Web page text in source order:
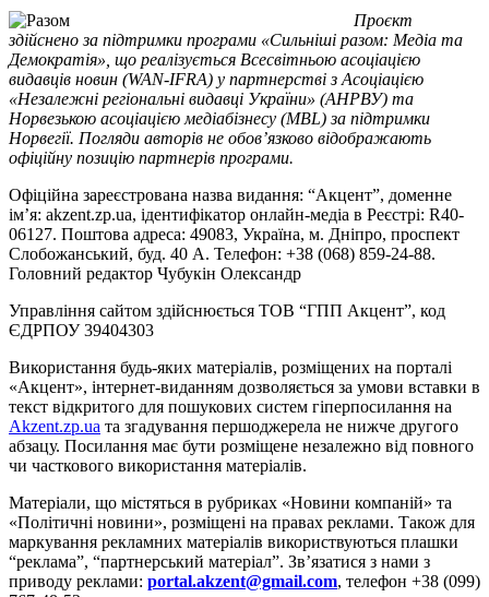
Проєкт
здійснено за підтримки програми «Сильніші разом: Медіа та
Демократія», що реалізується Всесвітньою асоціацією
видавців новин (WAN-IFRA) у партнерстві з Асоціацією
«Незалежні регіональні видавці України» (АНРВУ) та
Норвезькою асоціацією медіабізнесу (MBL) за підтримки
Норвегії. Погляди авторів не обов’язково відображають
офіційну позицію партнерів програми.
Офіційна зареєстрована назва видання: “Акцент”, доменне
ім’я: akzent.zp.ua, ідентифікатор онлайн-медіа в Реєстрі: R40-
06127. Поштова адреса: 49083, Україна, м. Дніпро, проспект
Слобожанський, буд. 40 А. Телефон: +38 (068) 859-24-88.
Головний редактор Чубукін Олександр
Управління сайтом здійснюється ТОВ “ГПП Акцент”, код
ЄДРПОУ 39404303
Використання будь-яких матеріалів, розміщених на порталі
«Акцент», інтернет-виданням дозволяється за умови вставки в
текст відкритого для пошукових систем гіперпосилання на
Akzent.zp.ua та згадування першоджерела не нижче другого
абзацу. Посилання має бути розміщене незалежно від повного
чи часткового використання матеріалів.
Матеріали, що містяться в рубриках «Новини компаній» та
«Політичні новини», розміщені на правах реклами. Також для
маркування рекламних матеріалів використвуються плашки
“реклама”, “партнерський матеріал”. Зв’язатися з нами з
приводу реклами: portal.akzent@gmail.com, телефон +38 (099)